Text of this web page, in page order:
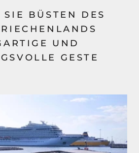
SIE BÜSTEN DES
UND
GESTE